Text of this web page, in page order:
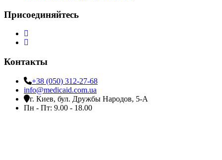
Присоединяйтесь
Контакты
+38 (050) 312-27-68
info@medicaid.com.ua
г. Киев, бул. Дружбы Народов, 5-А
Пн - Пт: 9.00 - 18.00